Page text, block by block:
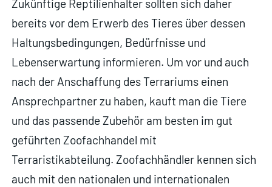
Zukünftige Reptilienhalter sollten sich daher
bereits vor dem Erwerb des Tieres über dessen
Haltungsbedingungen, Bedürfnisse und
Lebenserwartung informieren. Um vor und auch
nach der Anschaffung des Terrariums einen
Ansprechpartner zu haben, kauft man die Tiere
und das passende Zubehör am besten im gut
geführten Zoofachhandel mit
Terraristikabteilung. Zoofachhändler kennen sich
auch mit den nationalen und internationalen